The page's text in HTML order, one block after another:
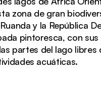
zona de gran
y la República
pintoresca, con
partes del lago
acuáticas.